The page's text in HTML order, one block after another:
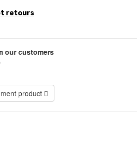
retours
our customers
product